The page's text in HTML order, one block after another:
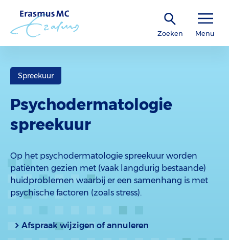
Zoeken Menu
Spreekuur
Psychodermatologie
spreekuur
Op het psychodermatologie spreekuur worden
patiënten gezien met (vaak langdurig bestaande)
huidproblemen waarbij er een samenhang is met
psychische factoren (zoals stress).
Afspraak wijzigen of annuleren